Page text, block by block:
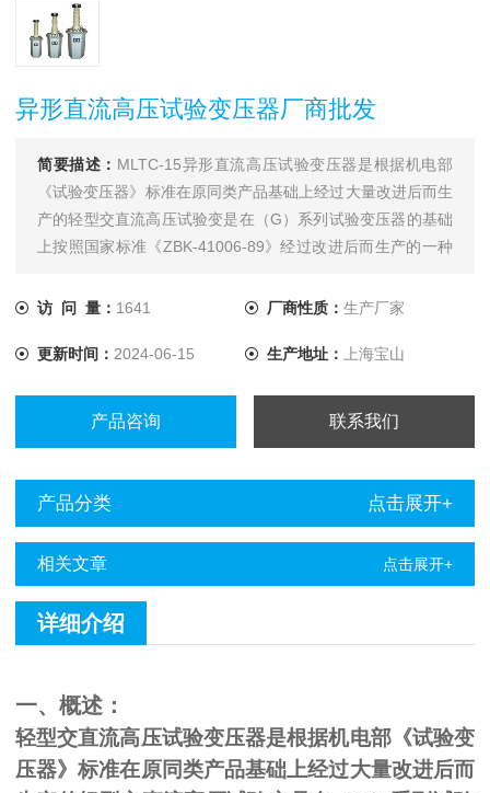
异形直流高压试验变压器厂商批发
简要描述： MLTC-15异形直流高压试验变压器是根据机电部
《试验变压器》标准在原同类产品基础上经过大量改进后而生
产的轻型交直流高压试验变是在（G）系列试验变压器的基础
上按照国家标准《ZBK-41006-89》经过改进后而生产的一种
访 问 量： 1641 厂商性质： 生产厂家
更新时间： 2024-06-15 生产地址： 上海宝山
产品咨询 联系我们
产品分类 点击展开+
相关文章 点击展开+
详细介绍
一、概述：
轻型交直流高压试验变压器是根据机电部《试验变
压器》标准在原同类产品基础上经过大量改进后而